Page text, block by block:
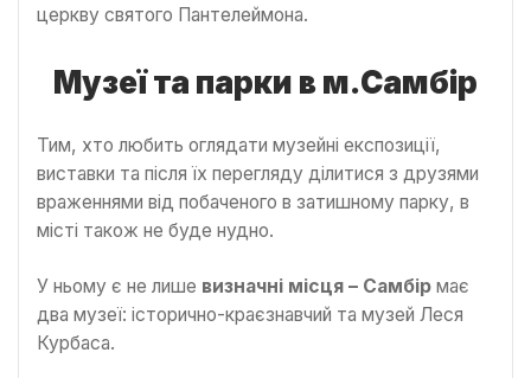
церкву святого Пантелеймона.
Музеї та парки в м.Самбір
Тим, хто любить оглядати музейні експозиції,
виставки та після їх перегляду ділитися з друзями
враженнями від побаченого в затишному парку, в
місті також не буде нудно.
У ньому є не лише визначні місця – Самбір має
два музеї: історично-краєзнавчий та музей Леся
Курбаса.